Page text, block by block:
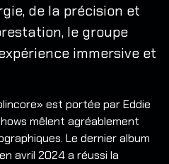
de la précision et
le groupe
immersive et
est portée par Eddie
mêlent agréablement
Le dernier album
avril 2024 a réussi la